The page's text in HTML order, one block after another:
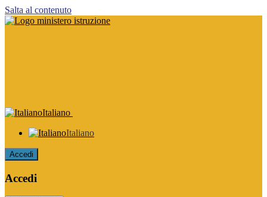
Salta al contenuto
Italiano
Italiano
Accedi
Accedi